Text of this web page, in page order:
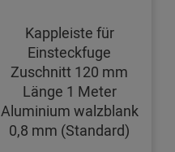
Kappleiste für
Einsteckfuge
Zuschnitt 120 mm
Länge 1 Meter
Aluminium walzblank
0,8 mm (Standard)